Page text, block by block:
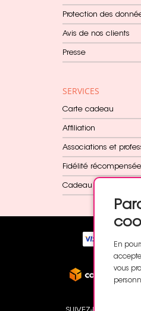
Protection des
Avis de nos clients
Presse
SERVICES
Carte cadeau
Affiliation
Associations et
Fidélité récompensée
Cadeau dès 60€
En
vous